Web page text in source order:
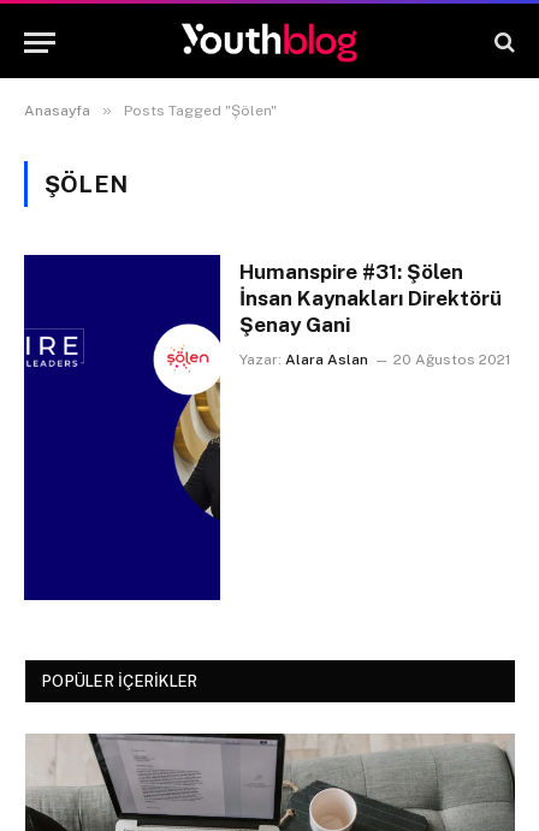
Anasayfa » Posts Tagged "Şölen"
ŞÖLEN
Humanspire #31: Şölen
İnsan Kaynakları Direktörü
Şenay Gani
Yazar: Alara Aslan 20 Ağustos 2021
POPÜLER İÇERIKLER